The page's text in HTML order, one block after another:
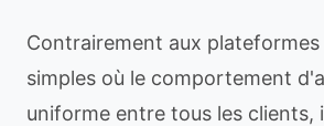
Contrairement aux plateformes
simples où le comportement
uniforme entre tous les clients,